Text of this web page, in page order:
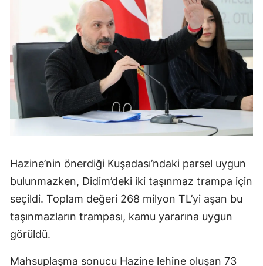
Hazine’nin önerdiği Kuşadası’ndaki parsel uygun
bulunmazken, Didim’deki iki taşınmaz trampa için
seçildi. Toplam değeri 268 milyon TL’yi aşan bu
taşınmazların trampası, kamu yararına uygun
görüldü.
Mahsuplaşma sonucu Hazine lehine oluşan 73